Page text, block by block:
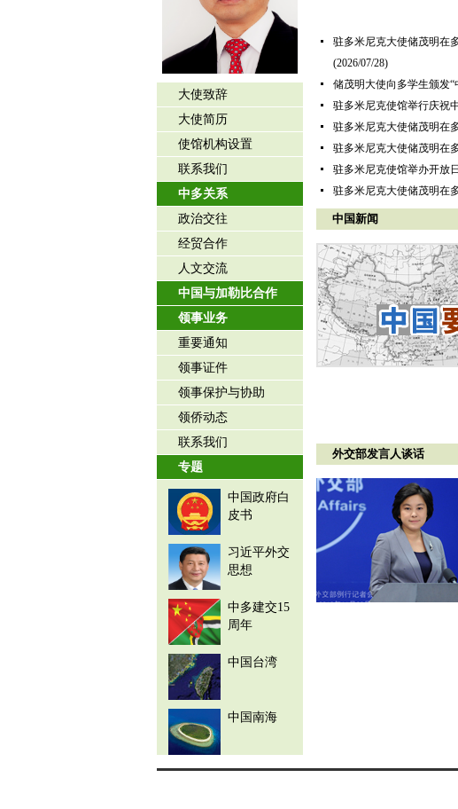
大使致辞
大使简历
使馆机构设置
联系我们
中多关系
政治交往
经贸合作
人文交流
中国与加勒比合作
领事业务
重要通知
领事证件
领事保护与协助
领侨动态
联系我们
专题
中国政府白
皮书
习近平外交
思想
中多建交15
周年
中国台湾
中国南海
驻多米尼克大使储茂明在
(2026/07/28)
储茂明大使向多学生颁发“
驻多米尼克使馆举行庆祝
驻多米尼克大使储茂明在
驻多米尼克大使储茂明在
驻多米尼克使馆举办开放
驻多米尼克大使储茂明在
中国新闻
外交部发言人谈话